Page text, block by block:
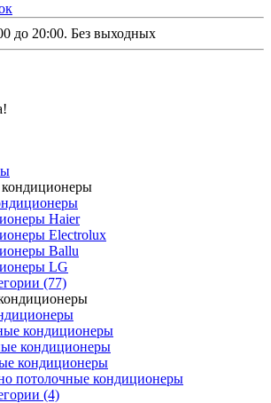
до 20:00. Без выходных
Haier
Electrolux
Ballu
LG
(77)
кондиционеры
кондиционеры
кондиционеры
потолочные кондиционеры
(4)